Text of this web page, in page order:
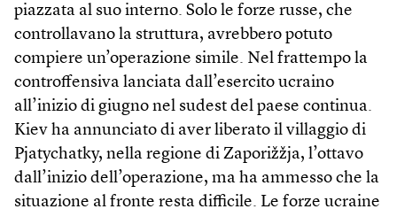
piazzata al suo interno. Solo le forze russe, che
controllavano la struttura, avrebbero potuto
compiere un’operazione simile. Nel frattempo la
controffensiva lanciata dall’esercito ucraino
all’inizio di giugno nel sudest del paese continua.
Kiev ha annunciato di aver liberato il villaggio di
Pjatychatky, nella regione di Zaporižžja, l’ottavo
dall’inizio dell’operazione, ma ha ammesso che la
situazione al fronte resta difficile. Le forze ucraine